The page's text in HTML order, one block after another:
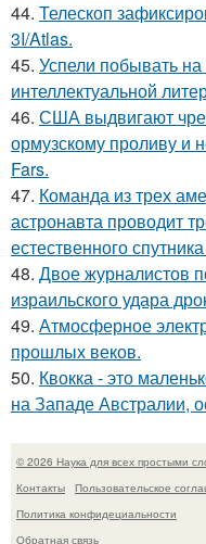
44. Телескоп
3I/Atlas.
45. Успели побывать
интеллектуальной
46. США выдвигают
ормузскому проливу и
Fars.
47. Команда из трех
астронавта проводит
естественного
48. Двое журналистов
израильского удара
49. Атмосферное
прошлых веков.
50. Квокка - это
на Западе Австралии,
© 2026 Наука для всех простыми
Контакты
Пользовательское
Политика конфидециальности
Обратная связь